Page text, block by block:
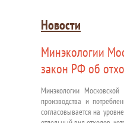
Новости
Минэкологии
закон РФ об
Минэкологии
производства и
согласовывается на